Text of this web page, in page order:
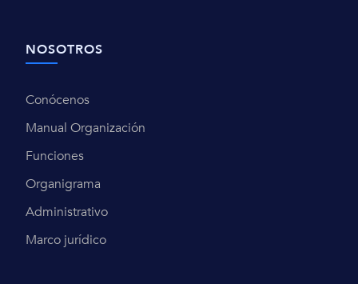
NOSOTROS
Conócenos
Manual Organización
Funciones
Organigrama
Administrativo
Marco jurídico